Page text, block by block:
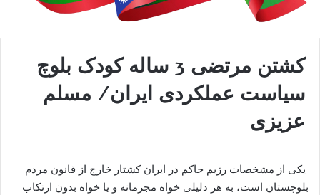
کشتن مرتضی 3 ساله کودک بلوچ
سیاست عملکردی ایران/ مسلم
عزیزی
یکی از مشخصات رژیم حاکم در ایران کشتار خارج از قانون مردم
بلوچستان است، به هر دلیلی خواه مجرمانه و یا خواه بدون ارتکاب